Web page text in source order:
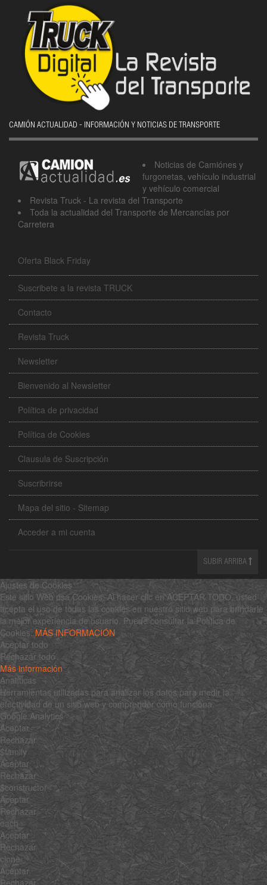
CAMIÓN ACTUALIDAD - INFORMACIÓN Y NOTICIAS DE TRANSPORTE
Noticias de Camiónes y
furgonetas, vehículo industrial
y vehículo comercial
Revista Truck - La revista del Transporte
Toda la actualidad del Transporte de Mercancías por
Carretera
Oferta Black Friday
Suscribete a la revista TRUCK
Contacto
Revista Truck
Newsletter
Bienvenido al Newsletter
Política de privacidad
Política de Cookies
Clausula de Suscripción
Suscribrirse
Mapa del sitio - Sitemap
Acceder a mi cuenta
SUBIR ARRIBA
Ajustes de Cookies
Este sitio Web usa Cookies. Al hacer clic en ACEPTAR TODO, usted
acepta el uso de todas las cookies en nuestro sitio web para brindarle
la mejor experiencia de usuario. Puede consultar la Política de
Cookies:MÁS INFORMACIÓN
Aceptar todo
Rechazar todo
Más información
Analíticas
Herramientas utilizadas para analizar los datos para medir la
efectividad de un sitio web y comprender cómo funciona.
Google Analytics
Aceptar
Rechazar
$family
Aceptar
Rechazar
$constructor
Aceptar
Rechazar
each
Aceptar
Rechazar
clone
Aceptar
Rechazar